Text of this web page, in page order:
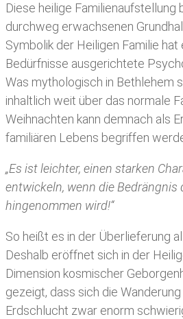
Diese heilige Familienaufstellung
durchweg erwachsenen
Symbolik der Heiligen Familie
Bedürfnisse ausgerichtete
Was mythologisch in Bethlehem
inhaltlich weit über das normale
Weihnachten kann demnach als
familiären Lebens begriffen
„Es ist leichter, einen starken
entwickeln, wenn die Bedrängnis
hingenommen wird!“
So heißt es in der Überlieferung
Deshalb eröffnet sich in der
Dimension kosmischer
gezeigt, dass sich die
Erdschlucht zwar enorm